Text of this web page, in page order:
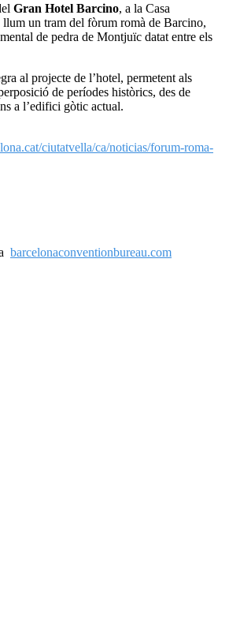
Gran Hotel Barcino, a la Casa
llum un tram del fòrum romà de Barcino,
de pedra de Montjuïc datat entre els
al projecte de l’hotel, permetent als
de períodes històrics, des de
a l’edifici gòtic actual.
ciutatvella/ca/noticias/forum-roma-
barcelonaconventionbureau.com